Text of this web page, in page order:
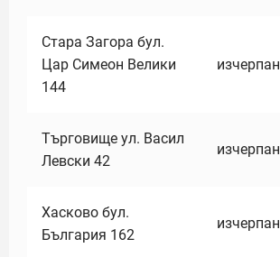
Стара Загора бул.
Цар Симеон Велики
144
изчерпан
Търговище ул. Васил
Левски 42
изчерпан
Хасково бул.
България 162
изчерпан